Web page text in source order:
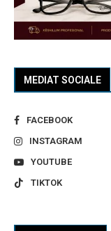
MEDIAT SOCIALE
FACEBOOK
INSTAGRAM
YOUTUBE
TIKTOK